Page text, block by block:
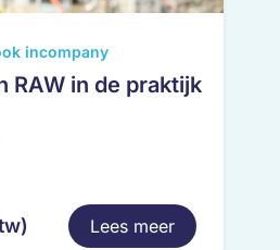
incompany
RAW in de praktijk
Lees meer